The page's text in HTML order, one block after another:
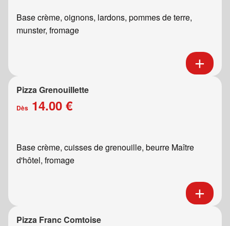
Base crème, oignons, lardons, pommes de terre,
munster, fromage
Pizza Grenouillette
Dès 14.00 €
Base crème, cuisses de grenouille, beurre Maître
d'hôtel, fromage
Pizza Franc Comtoise